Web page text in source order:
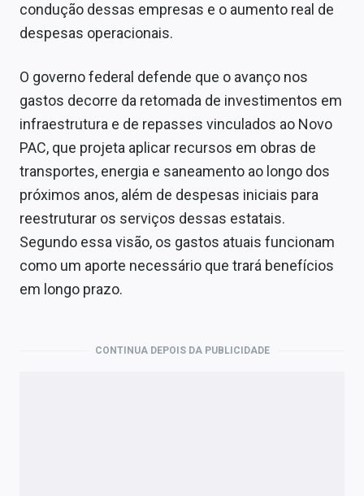
condução dessas empresas e o aumento real de
despesas operacionais.
O governo federal defende que o avanço nos
gastos decorre da retomada de investimentos em
infraestrutura e de repasses vinculados ao Novo
PAC, que projeta aplicar recursos em obras de
transportes, energia e saneamento ao longo dos
próximos anos, além de despesas iniciais para
reestruturar os serviços dessas estatais.
Segundo essa visão, os gastos atuais funcionam
como um aporte necessário que trará benefícios
em longo prazo.
CONTINUA DEPOIS DA PUBLICIDADE